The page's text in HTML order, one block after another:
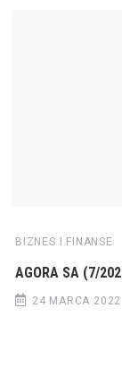
BIZNES I FINANSE
AGORA SA (7/
24 MARCA 2022